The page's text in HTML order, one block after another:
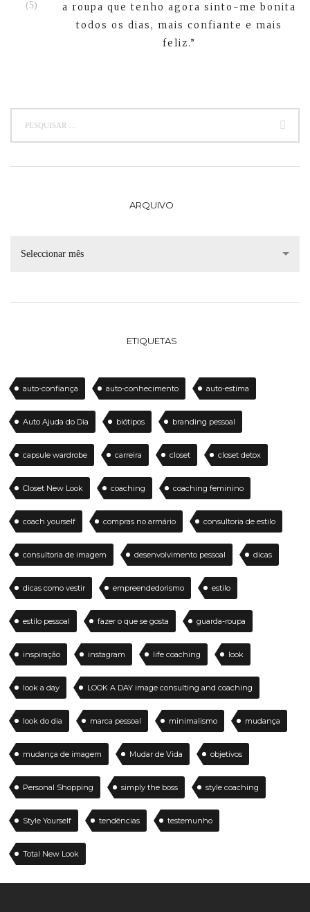
a roupa que tenho agora sinto-me bonita
todos os dias, mais confiante e mais
feliz.”
ARQUIVO
Seleccionar mês
ETIQUETAS
auto-confiança auto-conhecimento auto-estima
Auto Ajuda do Dia biótipos branding pessoal
capsule wardrobe carreira closet closet detox
Closet New Look coaching coaching feminino
coach yourself compras no armário consultoria de estilo
consultoria de imagem desenvolvimento pessoal dicas
dicas como vestir empreendedorismo estilo
estilo pessoal fazer o que se gosta guarda-roupa
inspiração instagram life coaching look
look a day LOOK A DAY image consulting and coaching
look do dia marca pessoal minimalismo mudança
mudança de imagem Mudar de Vida objetivos
Personal Shopping simply the boss style coaching
Style Yourself tendências testemunho
Total New Look